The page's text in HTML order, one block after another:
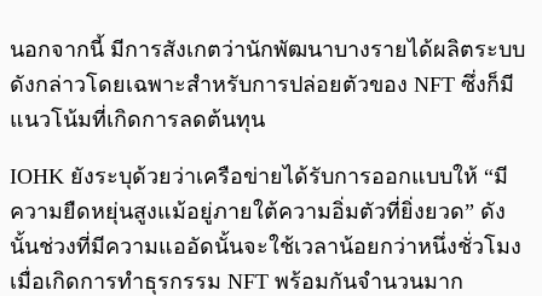
นอกจากนี้ มีการสังเกตว่านักพัฒนาบางรายได้ผลิตระบบ
ดังกล่าวโดยเฉพาะสำหรับการปล่อยตัวของ NFT ซึ่งก็มี
แนวโน้มที่เกิดการลดต้นทุน
IOHK ยังระบุด้วยว่าเครือข่ายได้รับการออกแบบให้ “มี
ความยืดหยุ่นสูงแม้อยู่ภายใต้ความอิ่มตัวที่ยิ่งยวด” ดัง
นั้นช่วงที่มีความแออัดนั้นจะใช้เวลาน้อยกว่าหนึ่งชั่วโมง
เมื่อเกิดการทำธุรกรรม NFT พร้อมกันจำนวนมาก